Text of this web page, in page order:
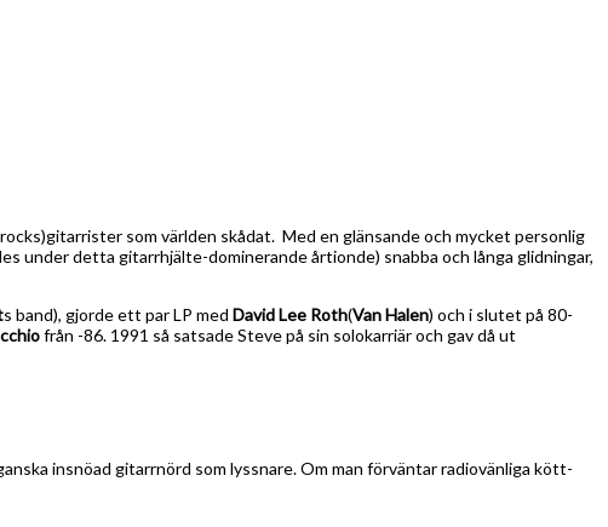
som världen skådat. Med en glänsande och mycket personlig
under detta gitarrhjälte-dominerande årtionde) snabba och långa glidningar,
s band), gjorde ett par LP med David Lee Roth(Van Halen) och i slutet på 80-
från -86. 1991 så satsade Steve på sin solokarriär och gav då ut
insnöad gitarrnörd som lyssnare. Om man förväntar radiovänliga kött-